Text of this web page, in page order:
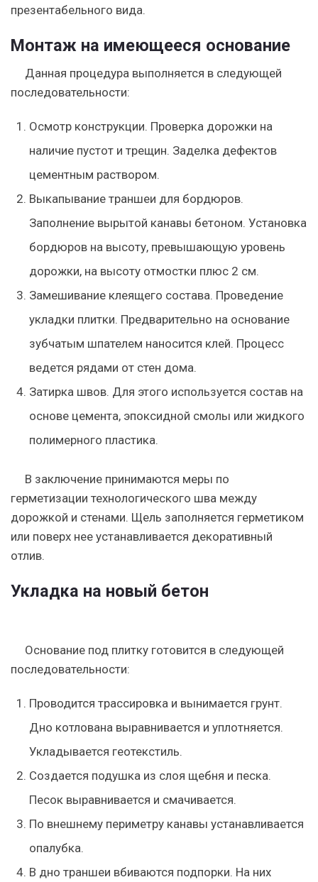
презентабельного вида.
Монтаж на имеющееся основание
Данная процедура выполняется в следующей
последовательности:
Осмотр конструкции. Проверка дорожки на
наличие пустот и трещин. Заделка дефектов
цементным раствором.
Выкапывание траншеи для бордюров.
Заполнение вырытой канавы бетоном. Установка
бордюров на высоту, превышающую уровень
дорожки, на высоту отмостки плюс 2 см.
Замешивание клеящего состава. Проведение
укладки плитки. Предварительно на основание
зубчатым шпателем наносится клей. Процесс
ведется рядами от стен дома.
Затирка швов. Для этого используется состав на
основе цемента, эпоксидной смолы или жидкого
полимерного пластика.
В заключение принимаются меры по
герметизации технологического шва между
дорожкой и стенами. Щель заполняется герметиком
или поверх нее устанавливается декоративный
отлив.
Укладка на новый бетон
Основание под плитку готовится в следующей
последовательности:
Проводится трассировка и вынимается грунт.
Дно котлована выравнивается и уплотняется.
Укладывается геотекстиль.
Создается подушка из слоя щебня и песка.
Песок выравнивается и смачивается.
По внешнему периметру канавы устанавливается
опалубка.
В дно траншеи вбиваются подпорки. На них